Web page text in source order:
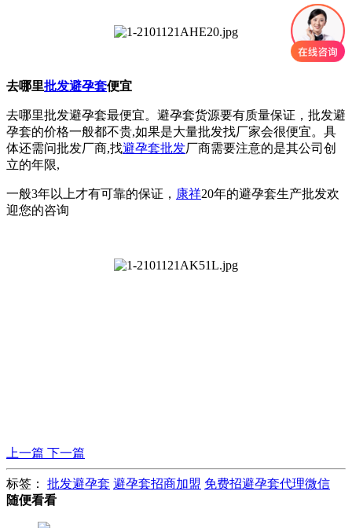
去哪里批发避孕套便宜
去哪里批发避孕套最便宜。避孕套货源要有质量保证，批发避
孕套的价格一般都不贵,如果是大量批发找厂家会很便宜。具
体还需问批发厂商,找避孕套批发厂商需要注意的是其公司创
立的年限,
一般3年以上才有可靠的保证， 康祥20年的避孕套生产批发欢
迎您的咨询
上一篇 下一篇
标签： 批发避孕套 避孕套招商加盟 免费招避孕套代理微信
随便看看